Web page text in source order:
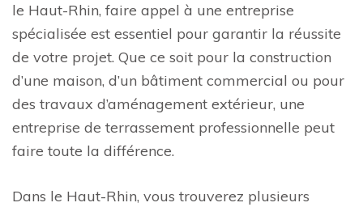
le Haut-Rhin, faire appel à une entreprise
spécialisée est essentiel pour garantir la réussite
de votre projet. Que ce soit pour la construction
d’une maison, d’un bâtiment commercial ou pour
des travaux d’aménagement extérieur, une
entreprise de terrassement professionnelle peut
faire toute la différence.
Dans le Haut-Rhin, vous trouverez plusieurs